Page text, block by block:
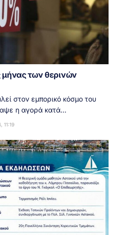
μήνας των θερινών
στον εμπορικό κόσμο του
η αγορά κατά...
11:19